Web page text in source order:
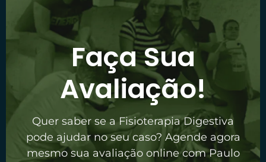
Faça Sua
Avaliação!
Quer saber se a Fisioterapia Digestiva
pode ajudar no seu caso? Agende agora
mesmo sua avaliação online com Paulo